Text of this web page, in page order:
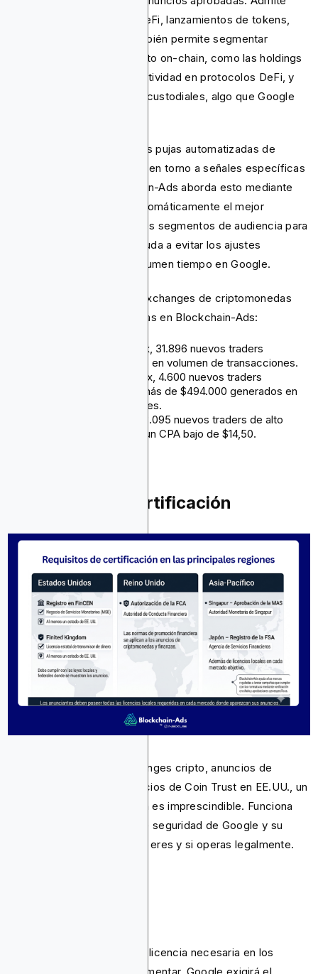
exchanges, aplicaciones DeFi, lanzamientos de tokens,
proyectos NFT y más. También permite segmentar
usuarios por comportamiento on-chain, como las holdings
de colecciones NFT o la actividad en protocolos DeFi, y
por actividad en wallets no custodiales, algo que Google
En cuanto al rendimiento, las pujas automatizadas de
Google no están diseñadas en torno a señales específicas
del sector cripto. Blockchain-Ads aborda esto mediante
Nexus AI, que identifica automáticamente el mejor
inventario de publishers y los segmentos de audiencia para
campañas cripto, lo que ayuda a evitar los ajustes
manuales de puja que consumen tiempo en Google.
Aquí tienes resultados de exchanges de criptomonedas
que han ejecutado campañas en Blockchain-Ads:
: ROAS de 124x, 31.896 nuevos traders
captados y $8,1 millones en volumen de transacciones.
: ROAS de 19,87x, 4.600 nuevos traders
captados en 30 días y más de $494.000 generados en
volumen de transacciones.
: ROAS de 25,5x y 3.095 nuevos traders de alto
volumen captados con un CPA bajo de $14,50.
Requisitos de Certificación
Para la publicidad de exchanges cripto, anuncios de
wallets de software o anuncios de Coin Trust en EE.UU., un
documento de certificación es imprescindible. Funciona
como la principal barrera de seguridad de Google y su
propósito es verificar quién eres y si operas legalmente.
Es obligatorio contar con la licencia necesaria en los
mercados que planeas segmentar. Google exigirá el